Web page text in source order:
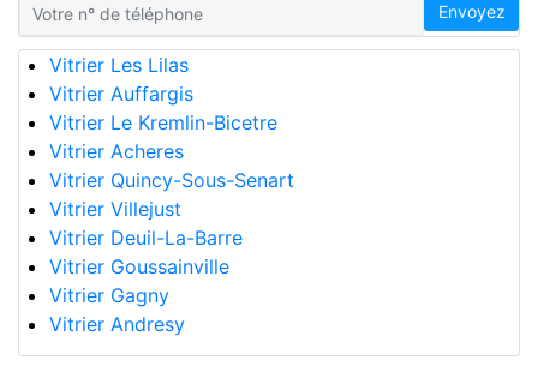
Envoyez
Vitrier Les Lilas
Vitrier Auffargis
Vitrier Le Kremlin-Bicetre
Vitrier Acheres
Vitrier Quincy-Sous-Senart
Vitrier Villejust
Vitrier Deuil-La-Barre
Vitrier Goussainville
Vitrier Gagny
Vitrier Andresy